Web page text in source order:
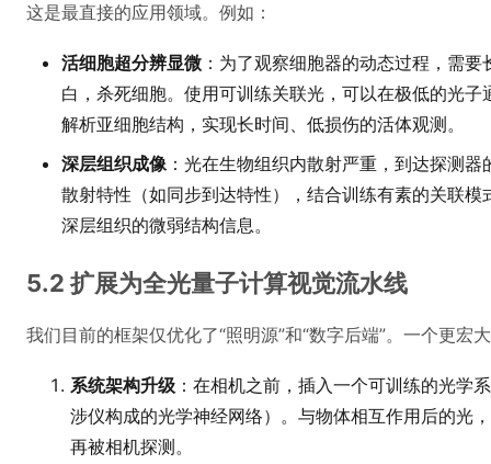
这是最直接的应用领域。例如：
活细胞超分辨显微 ：为了观察细胞器的动态过程，需
白，杀死细胞。使用可训练关联光，可以在极低的光
解析亚细胞结构，实现长时间、低损伤的活体观测。
深层组织成像：光在生物组织内散射严重，到达探测
散射特性（如同步到达特性），结合训练有素的关联
深层组织的微弱结构信息。
5.2 扩展为全光量子计算视觉流水线
我们目前的框架仅优化了“照明源”和“数字后端”。一个更宏
系统架构升级 ：在相机之前，插入一个可训练的光学
涉仪构成的光学神经网络）。与物体相互作用后的光
再被相机探测。